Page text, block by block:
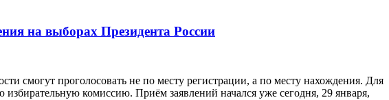
на выборах Президента России
cмогут проголосовать не по месту регистрации, а по месту нахождения. Для
комиссию. Приём заявлений начался уже сегодня, 29 января,